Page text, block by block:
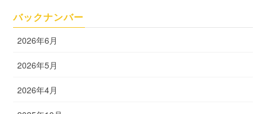
バックナンバー
2026年6月
2026年5月
2026年4月